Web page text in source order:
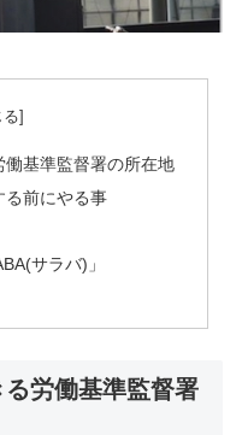
基準監督署の所在地
る前にやる事
サラバ)」
労働基準監督署